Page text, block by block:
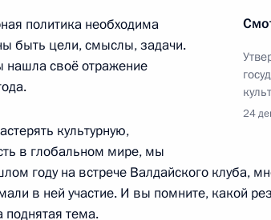
24
политика необходима
быть цели, смыслы, задачи.
нашла своё отражение
культурную,
в глобальном мире, мы
году на встрече Валдайского клуба,
в ней участие. И вы помните, какой
поднятая тема.